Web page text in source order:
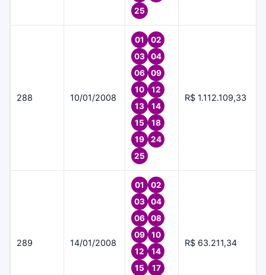
25
288 10/01/2008
01
02
03
04
06
09
10
12
13
14
15
18
19
24
25
R$ 1.112.109,33
289 14/01/2008
01
02
03
04
06
08
09
10
12
14
15
17
R$ 63.211,34